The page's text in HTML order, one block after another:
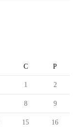
C P
1 2
8 9
15 16